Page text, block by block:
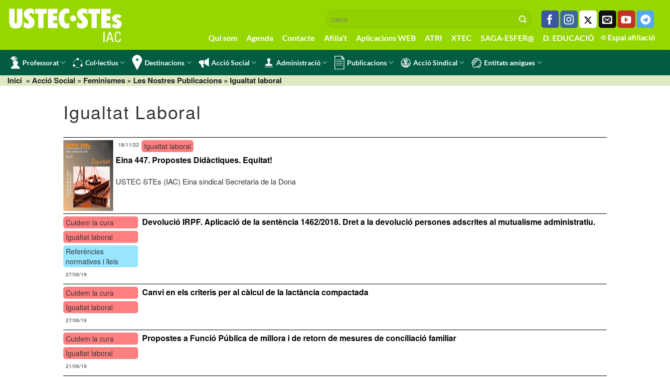
content
Qui som Agenda Contacte Afilia't Aplicacions WEB ATRI XTEC SAGA-ESFER@ D. EDUCACIÓ Espai afiliació
Professorat Col·lectius Destinacions Acció Social Administració Publicacions Acció Sindical Entitats amigues
Inici » Acció Social » Feminismes » Les Nostres Publicacions » Igualtat laboral
Igualtat Laboral
Igualtat laboral
18/11/22
Eina 447. Propostes Didàctiques. Equitat!
USTEC·STEs (IAC) Eina sindical Secretaria de la Dona
Cuidem la cura
Igualtat laboral
Referències
normatives i lleis
27/06/19
Devolució IRPF. Aplicació de la sentència 1462/2018. Dret a la devolució persones adscrites al mutualisme administratiu.
Cuidem la cura
Igualtat laboral
27/06/19
Canvi en els criteris per al càlcul de la lactància compactada
Cuidem la cura
Igualtat laboral
21/06/19
Propostes a Funció Pública de millora i de retorn de mesures de conciliació familiar